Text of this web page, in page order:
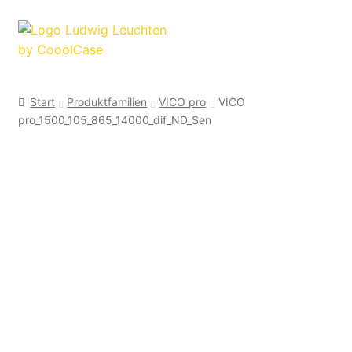
Zur
Navigation
Zum
Inhalt
Start Produktfamilien VICO pro
VICO
pro_1500_105_865_14000_dif_ND_Sen